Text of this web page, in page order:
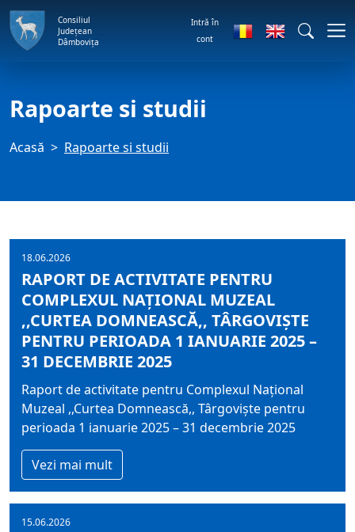
Consiliul
Județean
Dâmbovița
Intră în
cont
Rapoarte si studii
Acasă Rapoarte si studii
18.06.2026
RAPORT DE ACTIVITATE PENTRU
COMPLEXUL NAȚIONAL MUZEAL
,,CURTEA DOMNEASCĂ,, TÂRGOVIȘTE
PENTRU PERIOADA 1 IANUARIE 2025 –
31 DECEMBRIE 2025
Raport de activitate pentru Complexul Național
Muzeal ,,Curtea Domnească,, Târgoviște pentru
perioada 1 ianuarie 2025 – 31 decembrie 2025
Vezi mai mult
15.06.2026